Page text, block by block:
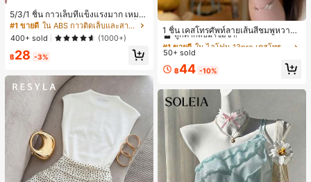
5/3/1 ชิ้น กาวเล็บที่แข็งแรงมาก เหมาะ
สำหรับปลายเล็บ เล็บอะคริลิค และเล็บป
ลอม กาวเล็บ กาวเล็บแบบแปรง เหมาะ
สำหรับเล็บปลอม ทนทานและยาวนาน เ
หมาะสำหรับเล็บอะคริลิค ปลายเล็บปลอ
ม เจลเล็บ
#1 ขายดี
ใน ABS กาวติดเล็บและสารยึดติด
400+ sold
(1000+)
฿28 -3%
1 ชิ้น เคสโทรศัพท์ลายเส้นสีชมพูหวาน
พิมพ์ตัวอักษรเลื่อม กันกระแทก กลิตเตอ
ร์ สำหรับ IPhone 17 Pro Max, 17 Pro,
8 Pro Max ตกแต่งหัวใจสไตล์สวยงาม
#1 ขายดี
ใน ไอโฟน 13pro เคสโทรศัพท์แฟชั่น
ลูกค้ากลับมาซื้อซ้ำ!
#1 ขายดี
ลูกค้ากลับมาซื้อซ้ำ!
#1 ขายดี
ลูกค้ากลับมาซื้อซ้ำ!
#1 ขายดี
ใน ไอโฟน 13pro เคสโทรศัพท์แฟชั่น
50+ sold
฿44 -10%